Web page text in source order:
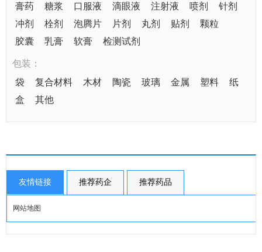
膏药
糖浆 口服液 滴眼液 注射液 喷剂
针剂
冲剂
栓剂 泡腾片 片剂 丸剂 贴剂
颗粒
胶囊
乳膏 软膏 检测试剂
包装：
袋
复合材料 木材 陶瓷 玻璃 金属 塑料
纸
盒
其他
友情链接 推荐药企 推荐药品
网站地图